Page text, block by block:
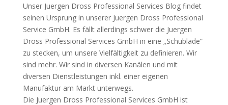
Unser Juergen Dross Professional Services Blog findet
seinen Ursprung in unserer Juergen Dross Professional
Service GmbH. Es fällt allerdings schwer die Juergen
Dross Professional Services GmbH in eine „Schublade“
zu stecken, um unsere Vielfältigkeit zu definieren. Wir
sind mehr. Wir sind in diversen Kanälen und mit
diversen Dienstleistungen inkl. einer eigenen
Manufaktur am Markt unterwegs.
Die Juergen Dross Professional Services GmbH ist